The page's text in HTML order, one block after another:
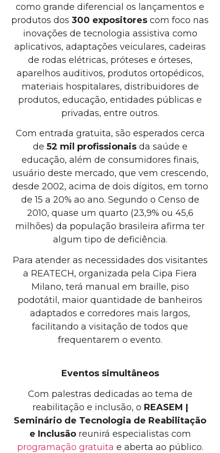
como grande diferencial os lançamentos e
produtos dos 300 expositores com foco nas
inovações de tecnologia assistiva como
aplicativos, adaptações veiculares, cadeiras
de rodas elétricas, próteses e órteses,
aparelhos auditivos, produtos ortopédicos,
materiais hospitalares, distribuidores de
produtos, educação, entidades públicas e
privadas, entre outros.
Com entrada gratuita, são esperados cerca
de 52 mil profissionaisda saúde e
educação, além de consumidores finais,
usuário deste mercado, que vem crescendo,
desde 2002, acima de dois dígitos, em torno
de 15 a 20% ao ano. Segundo o Censo de
2010, quase um quarto (23,9% ou 45,6
milhões) da população brasileira afirma ter
algum tipo de deficiência.
Para atender as necessidades dos visitantes
a REATECH, organizada pela Cipa Fiera
Milano, terá manual em braille, piso
podotátil, maior quantidade de banheiros
adaptados e corredores mais largos,
facilitando a visitação de todos que
frequentarem o evento.
Eventos simultâneos
Com palestras dedicadas ao tema de
reabilitação e inclusão, o REASEM |
Seminário de Tecnologia de Reabilitação
e Inclusãoreunirá especialistas com
programação gratuita e aberta ao público.